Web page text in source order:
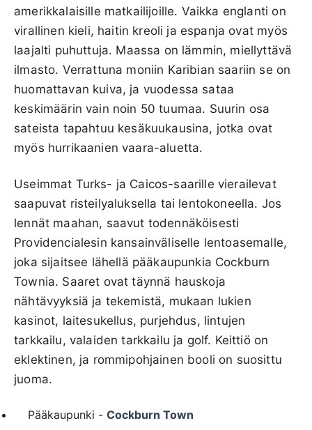
amerikkalaisille matkailijoille. Vaikka englanti on
virallinen kieli, haitin kreoli ja espanja ovat myös
laajalti puhuttuja. Maassa on lämmin, miellyttävä
ilmasto. Verrattuna moniin Karibian saariin se on
huomattavan kuiva, ja vuodessa sataa
keskimäärin vain noin 50 tuumaa. Suurin osa
sateista tapahtuu kesäkuukausina, jotka ovat
myös hurrikaanien vaara-aluetta.
Useimmat Turks- ja Caicos-saarille vierailevat
saapuvat risteilyaluksella tai lentokoneella. Jos
lennät maahan, saavut todennäköisesti
Providencialesin kansainväliselle lentoasemalle,
joka sijaitsee lähellä pääkaupunkia Cockburn
Townia. Saaret ovat täynnä hauskoja
nähtävyyksiä ja tekemistä, mukaan lukien
kasinot, laitesukellus, purjehdus, lintujen
tarkkailu, valaiden tarkkailu ja golf. Keittiö on
eklektinen, ja rommipohjainen booli on suosittu
juoma.
Pääkaupunki - Cockburn Town